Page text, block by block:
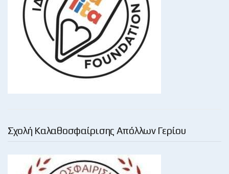
Σχολή Καλαθοσφαίρισης Απόλλων Γερίου